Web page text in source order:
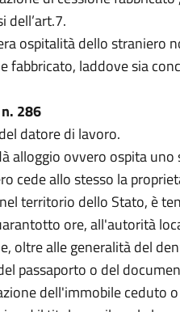
dell’art.7.
ospitalità dello straniero
fabbricato, laddove sia
286
datore di lavoro.
alloggio ovvero ospita
cede allo stesso la
territorio dello Stato, è
ore, all'autorità
oltre alle generalità del
passaporto o del
dell'immobile ceduto